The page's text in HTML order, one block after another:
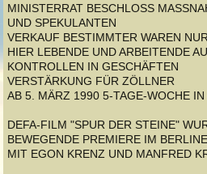
MINISTERRAT BESCHLOSS
UND SPEKULANTEN
VERKAUF BESTIMMTER WAREN
HIER LEBENDE UND ARBEITENDE
KONTROLLEN IN GESCHÄFTEN
VERSTÄRKUNG FÜR ZÖLLNER
AB 5. MÄRZ 1990 5-TAGE-WOCHE IN
DEFA-FILM "SPUR DER STEINE"
BEWEGENDE PREMIERE IM
MIT EGON KRENZ UND MANFRED